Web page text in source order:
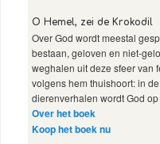
O Hemel, zei de Krokodil
Over God wordt meestal
bestaan, geloven en niet-
weghalen uit deze sfeer van
volgens hem thuishoort: in
dierenverhalen wordt God
Over het boek
Koop het boek nu